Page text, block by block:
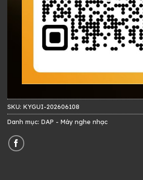
SKU: KYGUI-202606108
Danh mục: DAP - Máy nghe nhạc